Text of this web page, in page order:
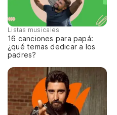
Listas musicales
16 canciones para papá:
¿qué temas dedicar a los
padres?